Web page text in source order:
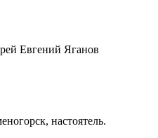
Евгений Яганов
настоятель.